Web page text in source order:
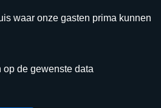
waar onze gasten prima kunnen
de gewenste data